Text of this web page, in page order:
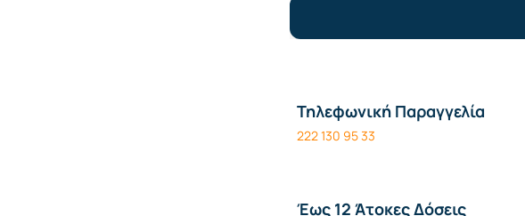
Τηλεφωνική Παραγγελία
222 130 95 33
Έως 12 Άτοκες Δόσεις